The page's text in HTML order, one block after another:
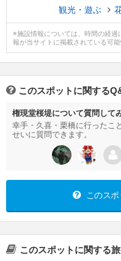
観光・遊ぶ
※施設情報については、時間の経
報が当サイトに掲載されている可能
このスポットに関する
権現堂桜堤について質問して
幸手・久喜・栗橋に行ったこ
せいに質問できます。
このス
このスポットに関する